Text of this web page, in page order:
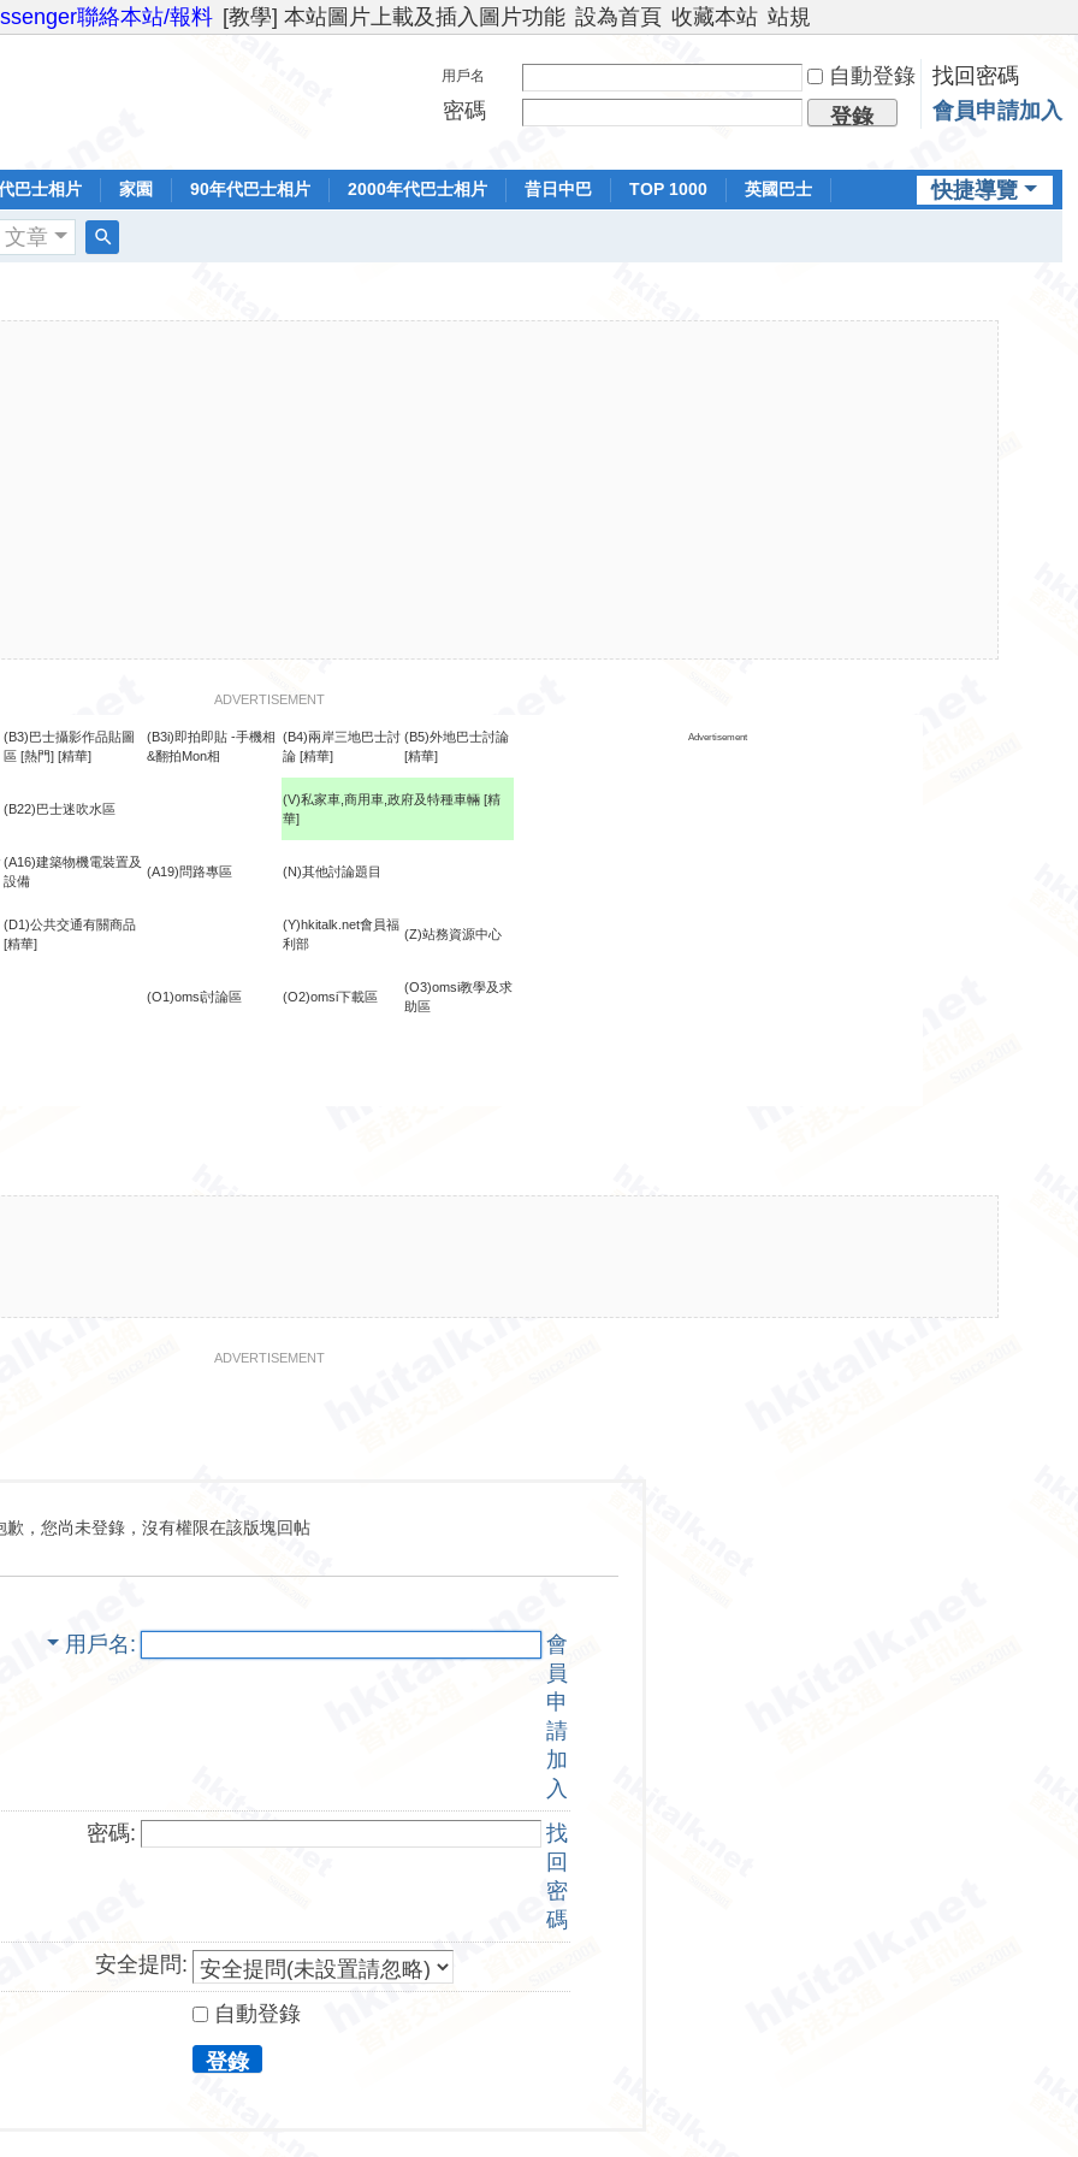
聯絡本站/報料 [教學] 本站圖片上載及插入圖片功能 設為首頁 收藏本站 站規
用戶名 自動登錄
找回密碼
密碼
登錄 會員申請加入
快捷導覽
巴士相片 家園 90年代巴士相片 2000年代巴士相片 昔日中巴 TOP 1000
英國巴士
文章
ADVERTISEMENT
(B3)巴士攝影作品貼圖
區 [熱門] [精華]
(B3i)即拍即貼 -手機相
&翻拍Mon相
(B4)兩岸三地巴士討
論 [精華]
(B5)外地巴士討論
[精華]
Advertisement
(B22)巴士迷吹水區
(V)私家車,商用車,政府及特種車輛 [精
華]
(A16)建築物機電裝置及
設備
(A19)問路專區 (N)其他討論題目
(D1)公共交通有關商品
[精華]
(Y)hkitalk.net會員福
利部
(Z)站務資源中心
(O1)omsi討論區 (O2)omsi下載區
(O3)omsi教學及求
助區
ADVERTISEMENT
歉，您尚未登錄，沒有權限在該版塊回帖
用戶名
會
員
申
請
加
入
密碼:
找
回
密
碼
安全提問:
自動登錄
登錄